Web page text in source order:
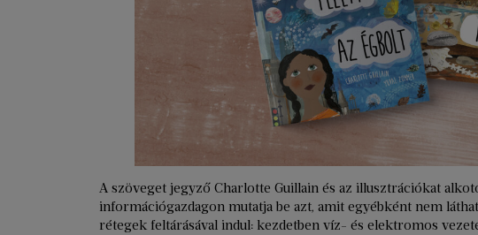
A szöveget jegyző Charlotte Guillain és az illusztrációkat
információgazdagon mutatja be azt, amit egyébként nem
rétegek feltárásával indul: kezdetben víz- és elektromos